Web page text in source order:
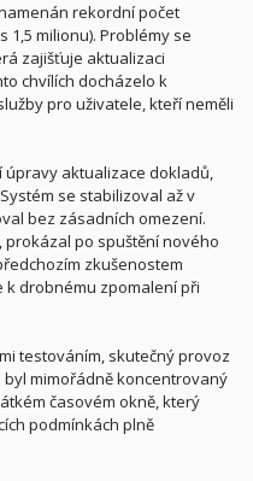
rekordní počet
1,5 milionu). Problémy se
zajišťuje aktualizaci
chvílích docházelo k
pro uživatele, kteří neměli
úpravy aktualizace dokladů,
se stabilizoval až v
bez zásadních omezení.
prokázal po spuštění nového
zkušenostem
drobnému zpomalení při
testováním, skutečný provoz
mimořádně koncentrovaný
časovém okně, který
podmínkách plně